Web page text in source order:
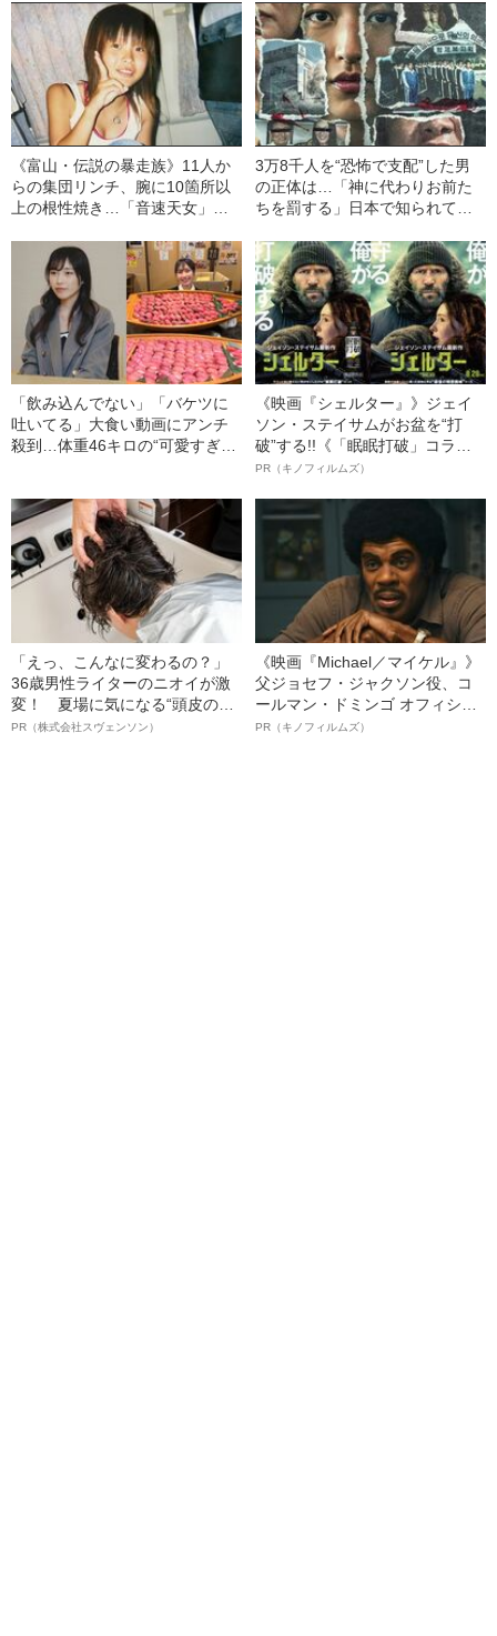
ー制圧と朝までのバイク暴走
《富山・伝説の暴走族》11人か
らの集団リンチ、腕に10箇所以
上の根性焼き…「音速天女」初
す、過酷すぎる10代
3万8千人を“恐怖で支配”した男
の正体は…「神に代わりお前た
ちを罰する」日本で知られてい
条理な結末
「飲み込んでない」「バケツに
吐いてる」大食い動画にアンチ
殺到…体重46キロの“可愛すぎ
《映画『シェルター』》ジェイ
ソン・ステイサムがお盆を“打
破”する!!《「眠眠打破」コラ
ボ》
PR（キノフィルムズ）
「えっ、こんなに変わるの？」
36歳男性ライターのニオイが激
変！ 夏場に気になる“頭皮のニ
オイ”や“ベタつき”を解消す
PR（株式会社スヴェンソン）
《映画『Michael／マイケル』》
父ジョセフ・ジャクソン役、コ
ールマン・ドミンゴ オフィシャ
ルインタビュー“観客を魅了した
PR（キノフィルムズ）